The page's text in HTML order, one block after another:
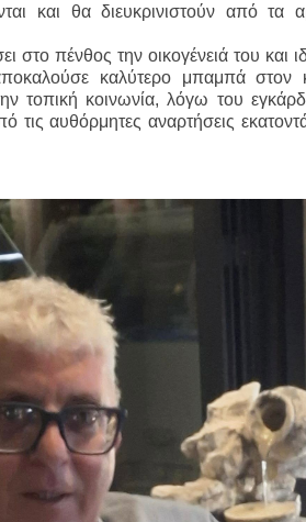
και θα διευκρινιστούν από τα
στο πένθος την οικογένειά του και
καλύτερο μπαμπά στον
τοπική κοινωνία, λόγω του
τις αυθόρμητες αναρτήσεις